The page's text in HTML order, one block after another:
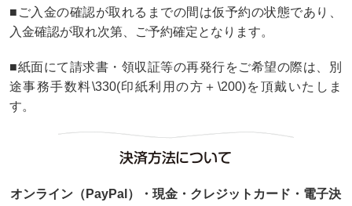
■ご入金の確認が取れるまでの間は仮予約の状態であり、
入金確認が取れ次第、ご予約確定となります。
■紙面にて請求書・領収証等の再発行をご希望の際は、別
途事務手数料\330(印紙利用の方＋\200)を頂戴いたしま
す。
決済方法について
オンライン（PayPal）・現金・クレジットカード・電子決